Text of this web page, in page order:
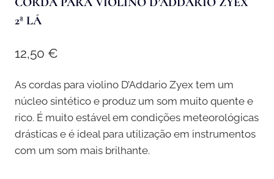
2ª LÁ
12,50 €
As cordas para violino D’Addario Zyex tem um
núcleo sintético e produz um som muito quente e
rico. É muito estável em condições meteorológicas
drásticas e é ideal para utilização em instrumentos
com um som mais brilhante.